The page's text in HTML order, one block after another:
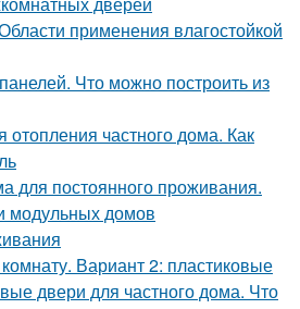
применения влагостойкой
Что можно построить из
отопления частного дома. Как
для постоянного проживания.
модульных домов
Вариант 2: пластиковые
двери для частного дома. Что